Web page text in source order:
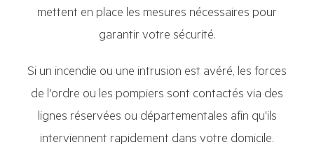
mettent en place les mesures nécessaires pour
garantir votre sécurité.
Si un incendie ou une intrusion est avéré, les forces
de l'ordre ou les pompiers sont contactés via des
lignes réservées ou départementales afin qu'ils
interviennent rapidement dans votre domicile.